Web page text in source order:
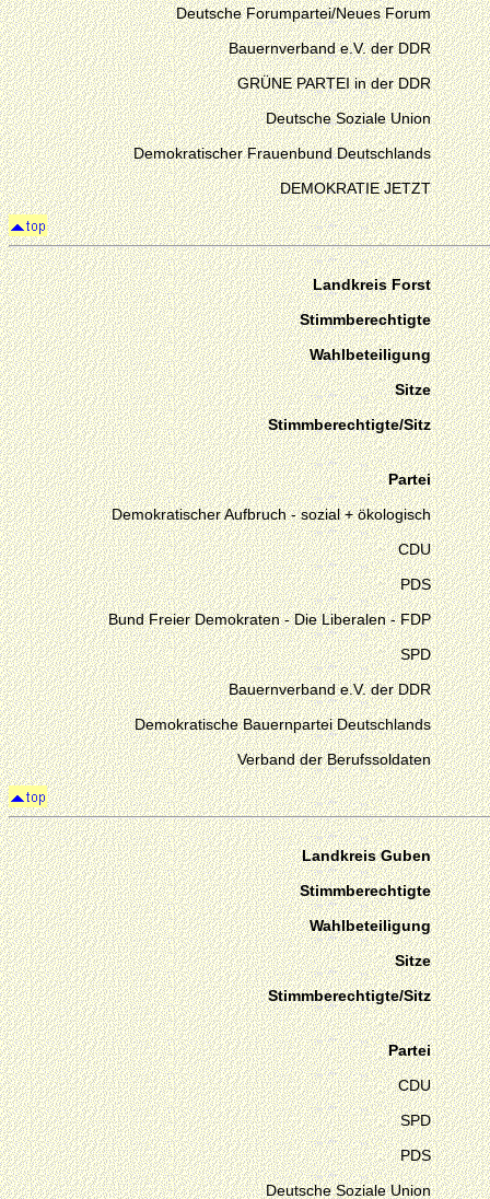
Deutsche Forumpartei/Neues Forum
Bauernverband e.V. der DDR
GRÜNE PARTEI in der DDR
Deutsche Soziale Union
Demokratischer Frauenbund Deutschlands
DEMOKRATIE JETZT
Landkreis Forst
Stimmberechtigte
Wahlbeteiligung
Sitze
Stimmberechtigte/Sitz
Partei
Demokratischer Aufbruch - sozial + ökologisch
CDU
PDS
Bund Freier Demokraten - Die Liberalen - FDP
SPD
Bauernverband e.V. der DDR
Demokratische Bauernpartei Deutschlands
Verband der Berufssoldaten
Landkreis Guben
Stimmberechtigte
Wahlbeteiligung
Sitze
Stimmberechtigte/Sitz
Partei
CDU
SPD
PDS
Deutsche Soziale Union